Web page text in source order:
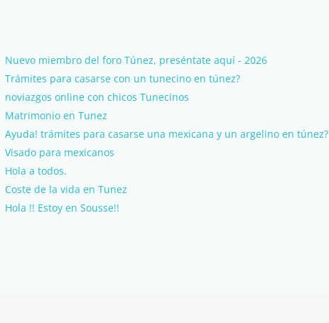
Nuevo miembro del foro Túnez, preséntate aquí - 2026
Trámites para casarse con un tunecino en túnez?
noviazgos online con chicos Tunecinos
Matrimonio en Tunez
Ayuda! trámites para casarse una mexicana y un argelino en túnez?
Visado para mexicanos
Hola a todos.
Coste de la vida en Tunez
Hola !! Estoy en Sousse!!